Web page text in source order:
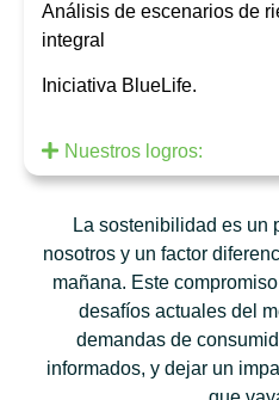
Análisis de escenarios de
integral
Iniciativa BlueLife.
Nuestros logros:
La sostenibilidad es un
nosotros y un factor
mañana. Este
desafíos actuales del
demandas de
informados, y dejar un